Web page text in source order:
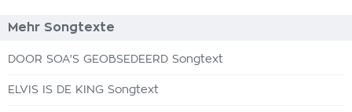
Mehr Songtexte
DOOR SOA'S GEOBSEDEERD Songtext
ELVIS IS DE KING Songtext